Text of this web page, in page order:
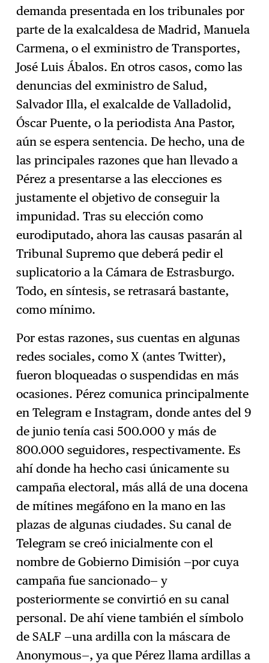
demanda presentada en los tribunales por
parte de la exalcaldesa de Madrid, Manuela
Carmena, o el exministro de Transportes,
José Luis Ábalos. En otros casos, como las
denuncias del exministro de Salud,
Salvador Illa, el exalcalde de Valladolid,
Óscar Puente, o la periodista Ana Pastor,
aún se espera sentencia. De hecho, una de
las principales razones que han llevado a
Pérez a presentarse a las elecciones es
justamente el objetivo de conseguir la
impunidad. Tras su elección como
eurodiputado, ahora las causas pasarán al
Tribunal Supremo que deberá pedir el
suplicatorio a la Cámara de Estrasburgo.
Todo, en síntesis, se retrasará bastante,
como mínimo.
Por estas razones, sus cuentas en algunas
redes sociales, como X (antes Twitter),
fueron bloqueadas o suspendidas en más
ocasiones. Pérez comunica principalmente
en Telegram e Instagram, donde antes del 9
de junio tenía casi 500.000 y más de
800.000 seguidores, respectivamente. Es
ahí donde ha hecho casi únicamente su
campaña electoral, más allá de una docena
de mítines megáfono en la mano en las
plazas de algunas ciudades. Su canal de
Telegram se creó inicialmente con el
nombre de Gobierno Dimisión —por cuya
campaña fue sancionado— y
posteriormente se convirtió en su canal
personal. De ahí viene también el símbolo
de SALF —una ardilla con la máscara de
Anonymous—, ya que Pérez llama ardillas a